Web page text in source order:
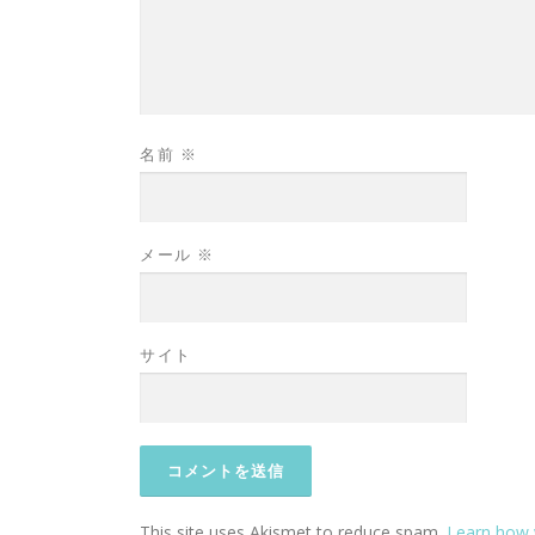
名前 ※
メール ※
サイト